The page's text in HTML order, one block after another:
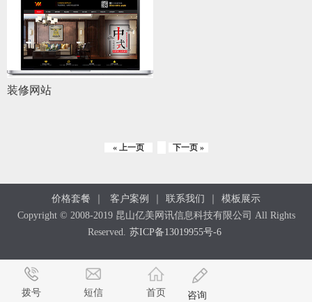
装修网站
« 上一页 下一页 »
价格套餐 ｜ 客户案例 ｜ 联系我们 ｜
模板展示
Copyright © 2008-2019 昆山亿美网讯信息科技有限公司 All Rights
Reserved.
苏ICP备13019955号-6
拨号 短信 首页 咨询